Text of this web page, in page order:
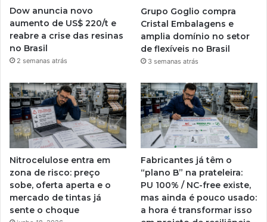
Dow anuncia novo
aumento de US$ 220/t e
reabre a crise das resinas
no Brasil
2 semanas atrás
Grupo Goglio compra
Cristal Embalagens e
amplia domínio no setor
de flexíveis no Brasil
3 semanas atrás
Nitrocelulose entra em
zona de risco: preço
sobe, oferta aperta e o
mercado de tintas já
sente o choque
Fabricantes já têm o
“plano B” na prateleira:
PU 100% / NC-free existe,
mas ainda é pouco usado:
a hora é transformar isso